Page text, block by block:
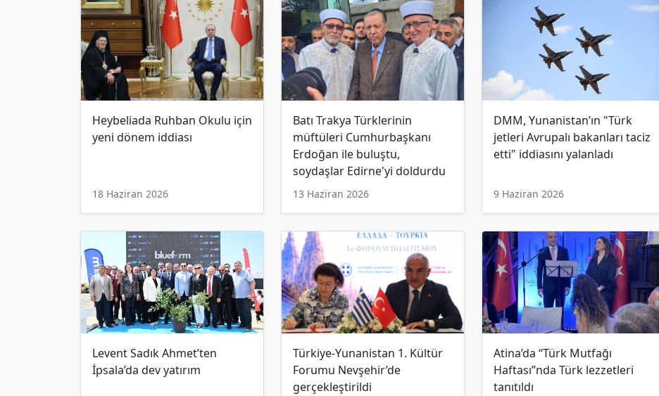
Heybeliada Ruhban Okulu için
yeni dönem iddiası
18 Haziran 2026
Batı Trakya Türklerinin
müftüleri Cumhurbaşkanı
Erdoğan ile buluştu,
soydaşlar Edirne'yi doldurdu
13 Haziran 2026
DMM, Yunanistan’ın "Türk
jetleri Avrupalı bakanları taciz
etti" iddiasını yalanladı
9 Haziran 2026
Levent Sadık Ahmet’ten
İpsala’da dev yatırım
Türkiye-Yunanistan 1. Kültür
Forumu Nevşehir’de
gerçekleştirildi
Atina’da “Türk Mutfağı
Haftası”nda Türk lezzetleri
tanıtıldı